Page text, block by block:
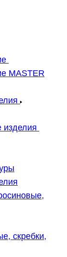
MASTER
изделия
скребки,